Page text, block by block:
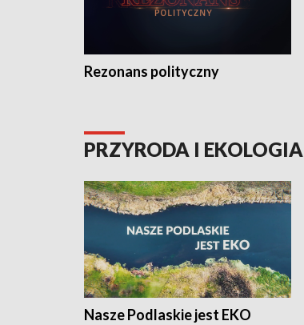
Rezonans polityczny
PRZYRODA I EKOLOGIA
Nasze Podlaskie jest EKO